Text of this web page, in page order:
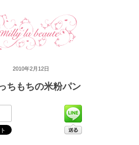
2010年2月12日
ちもちの米粉パン